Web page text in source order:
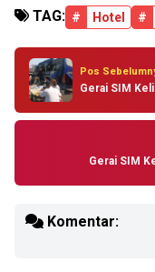
TAG: # Hotel #
Pos
Gerai SIM
Gerai SIM
Komentar: